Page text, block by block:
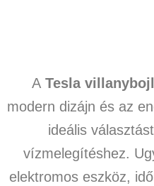
A Tesla
modern dizájn és az
ideális
vízmelegítéshez.
elektromos eszköz,